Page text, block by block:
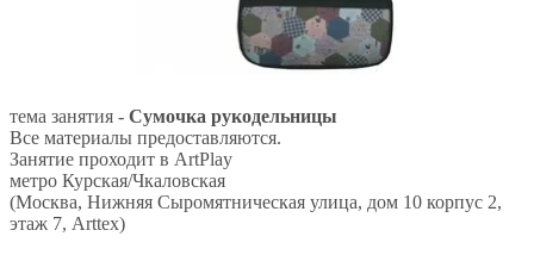
тема занятия - Сумочка рукодельницы
Все материалы предоставляются.
Занятие проходит в АrtPlay
метро Курская/Чкаловская
(Москва, Нижняя Сыромятническая улица, дом 10 корпус 2,
этаж 7, Arttex)